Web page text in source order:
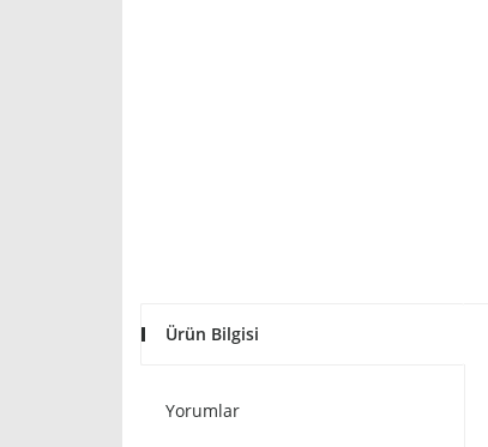
Ürün Bilgisi
Yorumlar